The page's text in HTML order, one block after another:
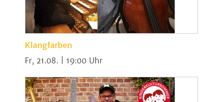
Klangfarben
Fr, 21.08. | 19:00